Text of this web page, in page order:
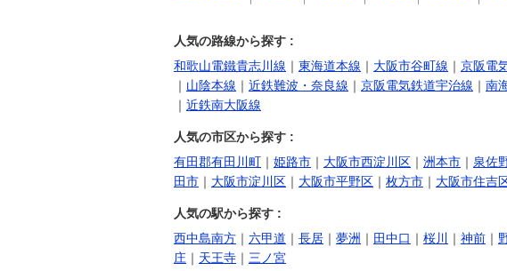
人気の路線から探す :
和歌山電鐵貴志川線 ｜ 東海道本線 ｜ 大阪市谷町線 ｜ 京阪電
｜ 山陰本線 ｜ 近鉄難波・奈良線 ｜ 京阪電気鉄道宇治線 ｜ 南
｜ 近鉄南大阪線
人気の市区から探す :
有田郡有田川町 ｜ 姫路市 ｜ 大阪市西淀川区 ｜ 洲本市 ｜ 泉佐
田市 ｜ 大阪市淀川区 ｜ 大阪市平野区 ｜ 枚方市 ｜ 大阪市住吉
人気の駅から探す :
西中島南方 ｜ 六甲道 ｜ 長居 ｜ 夢洲 ｜ 田中口 ｜ 桜川 ｜ 神前 ｜
庄 ｜ 天王寺 ｜ 三ノ宮